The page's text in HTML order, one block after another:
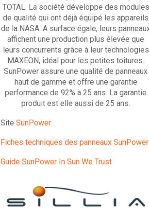
TOTAL. La société développe des modules
de qualité qui ont déjà équipé les appareils
de la NASA. A surface égale, leurs
affichent une production plus élevée que
leurs concurrents grâce à leur technologies
MAXEON, idéal pour les petites toitures.
SunPower assure une qualité de panneaux
haut de gamme et offre une garantie
performance de 92% à 25 ans. La garantie
produit est elle aussi de 25 ans.
Site SunPower
Fiches techniques des panneaux SunPower
Guide SunPower In Sun We Trust